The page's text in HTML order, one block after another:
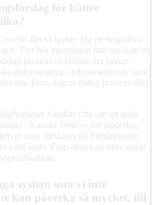
för bättre
för det så tycker jag de kognitiva
Det bör egentligen inte ses som en
process så brukar det finnas
dokumenteras och presenteras samt
inte finns någon tydlig process eller
handlar ofta om att göra
Kanske behövs det underlag
man förslaget till förbättringar.
i det läget. Från dem kan man sedan
system som vi inte
kan påverka så mycket, till